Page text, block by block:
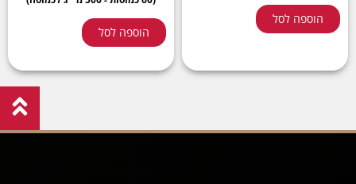
הוספה לסל
הוספה לסל